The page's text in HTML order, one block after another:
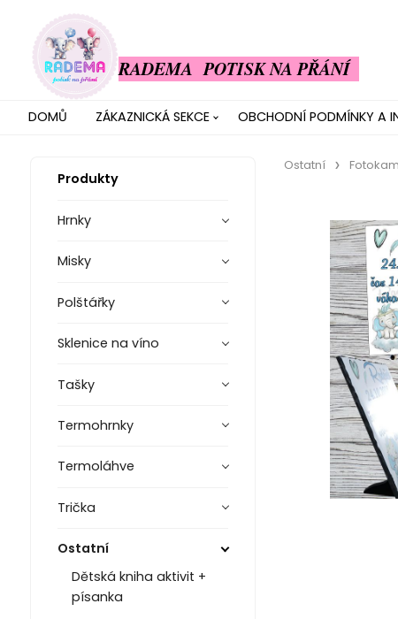
RADEMA POTISK NA PŘÁNÍ
DOMŮ ZÁKAZNICKÁ SEKCE OBCHODNÍ PODMÍNKY A
Produkty
Hrnky
Misky
Polštářky
Sklenice na víno
Tašky
Termohrnky
Termoláhve
Trička
Ostatní
Dětská kniha aktivit +
písanka
Ostatní